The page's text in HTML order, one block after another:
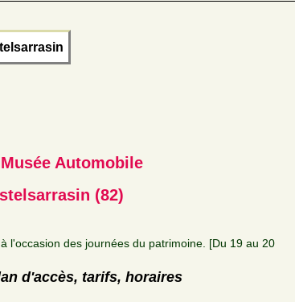
Automobile
(82)
l'occasion des journées du patrimoine. [Du 19 au 20
d'accès, tarifs, horaires